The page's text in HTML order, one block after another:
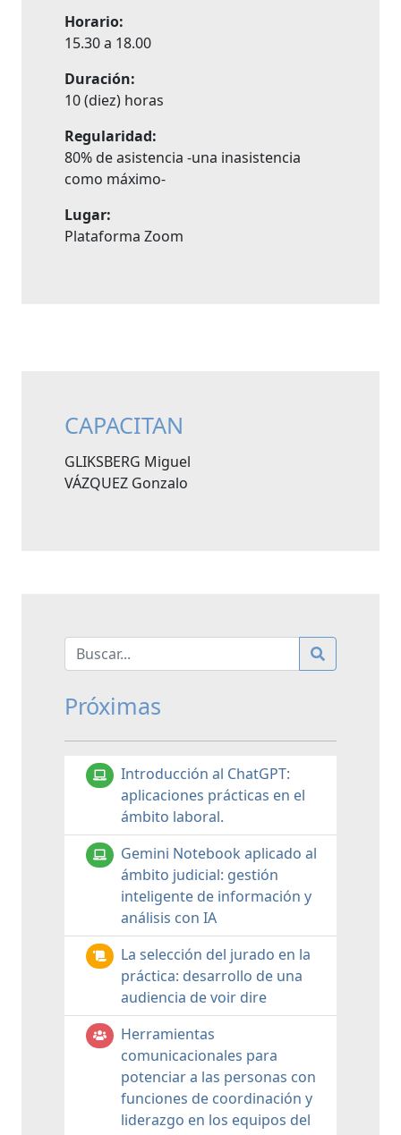
Horario:
15.30 a 18.00
Duración:
10 (diez) horas
Regularidad:
80% de asistencia -una inasistencia
como máximo-
Lugar:
Plataforma Zoom
CAPACITAN
GLIKSBERG Miguel
VÁZQUEZ Gonzalo
Próximas
Introducción al ChatGPT:
aplicaciones prácticas en el
ámbito laboral.
Gemini Notebook aplicado al
ámbito judicial: gestión
inteligente de información y
análisis con IA
La selección del jurado en la
práctica: desarrollo de una
audiencia de voir dire
Herramientas
comunicacionales para
potenciar a las personas con
funciones de coordinación y
liderazgo en los equipos del